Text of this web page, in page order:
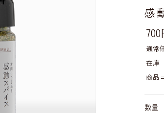
感
通常
在庫
商品
数量